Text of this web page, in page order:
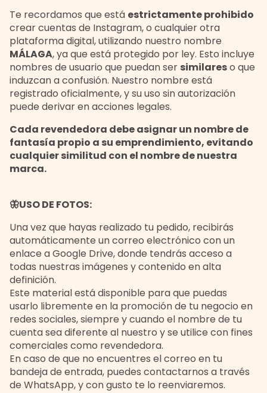
Te recordamos que está estrictamente prohibido
crear cuentas de Instagram, o cualquier otra
plataforma digital, utilizando nuestro nombre
MÁLAGA, ya que está protegido por ley. Esto incluye
nombres de usuario que puedan ser similareso que
induzcan a confusión. Nuestro nombre está
registrado oficialmente, y su uso sin autorización
puede derivar en acciones legales.
Cada revendedora debe asignar un nombre de
fantasía propio a su emprendimiento, evitando
cualquier similitud con el nombre de nuestra
marca.
🦋USO DE FOTOS:
Una vez que hayas realizado tu pedido, recibirás
automáticamente un correo electrónico con un
enlace a Google Drive, donde tendrás acceso a
todas nuestras imágenes y contenido en alta
definición.
Este material está disponible para que puedas
usarlo libremente en la promoción de tu negocio en
redes sociales, siempre y cuando el nombre de tu
cuenta sea diferente al nuestro y se utilice con fines
comerciales como revendedora.
En caso de que no encuentres el correo en tu
bandeja de entrada, puedes contactarnos a través
de WhatsApp, y con gusto te lo reenviaremos.